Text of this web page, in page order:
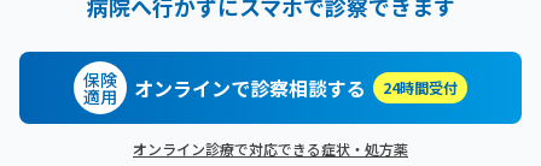
保険
適用 オンラインで診察相談する 24時間受付
オンライン診療で対応できる症状・処方薬